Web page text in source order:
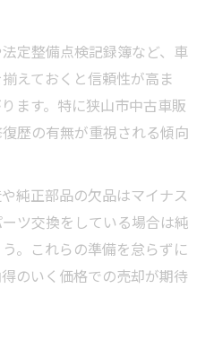
定整備点検記録簿など、車
えておくと信頼性が高ま
ます。特に狭山市中古車販
歴の有無が重視される傾向
純正部品の欠品はマイナス
ツ交換をしている場合は純
。これらの準備を怠らずに
のいく価格での売却が期待